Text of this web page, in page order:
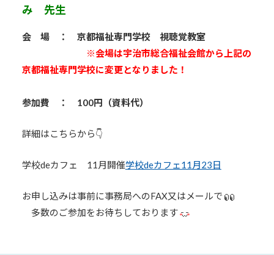
み 先生
会 場 ： 京都福祉専門学校 視聴覚教室
※会場は宇治市総合福祉会館から上記の
京都福祉専門学校に変更となりました！
参加費 ： 100円（資料代）
詳細はこちらから👇
学校deカフェ 11月開催学校deカフェ11月23日
お申し込みは事前に事務局へのFAX又はメールで
多数のご参加をお待ちしております